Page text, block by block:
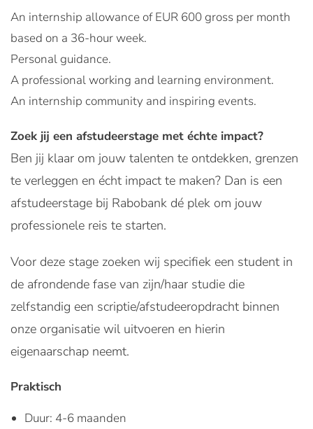
An internship allowance of EUR 600 gross per month
based on a 36-hour week.
Personal guidance.
A professional working and learning environment.
An internship community and inspiring events.
Zoek jij een afstudeerstage met échte impact?
Ben jij klaar om jouw talenten te ontdekken, grenzen
te verleggen en écht impact te maken? Dan is een
afstudeerstage bij Rabobank dé plek om jouw
professionele reis te starten.
Voor deze stage zoeken wij specifiek een student in
de afrondende fase van zijn/haar studie die
zelfstandig een scriptie/afstudeeropdracht binnen
onze organisatie wil uitvoeren en hierin
eigenaarschap neemt.
Praktisch
Duur: 4-6 maanden